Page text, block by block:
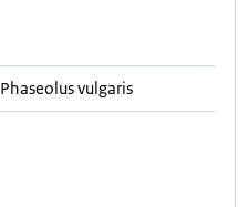
Phaseolus vulgaris